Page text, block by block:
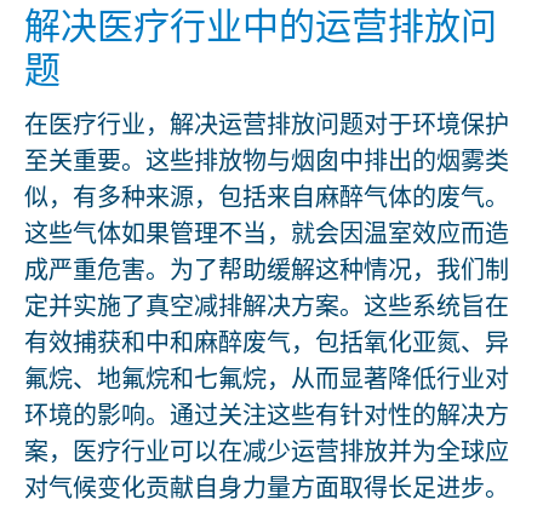
解决医疗行业中的运营排放问
题
在医疗行业，解决运营排放问题对于环境保护
至关重要。这些排放物与烟囱中排出的烟雾类
似，有多种来源，包括来自麻醉气体的废气。
这些气体如果管理不当，就会因温室效应而造
成严重危害。为了帮助缓解这种情况，我们制
定并实施了真空减排解决方案。这些系统旨在
有效捕获和中和麻醉废气，包括氧化亚氮、异
氟烷、地氟烷和七氟烷，从而显著降低行业对
环境的影响。通过关注这些有针对性的解决方
案，医疗行业可以在减少运营排放并为全球应
对气候变化贡献自身力量方面取得长足进步。